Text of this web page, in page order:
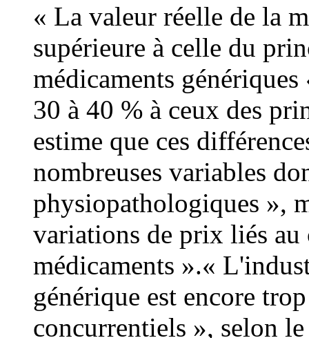
« La valeur réelle de la
supérieure à celle du
médicaments
30 à 40 % à ceux des
estime que ces
nombreuses variables
physiopathologiques »,
variations de prix liés
médicaments ».«
générique est encore
concurrentiels », selon